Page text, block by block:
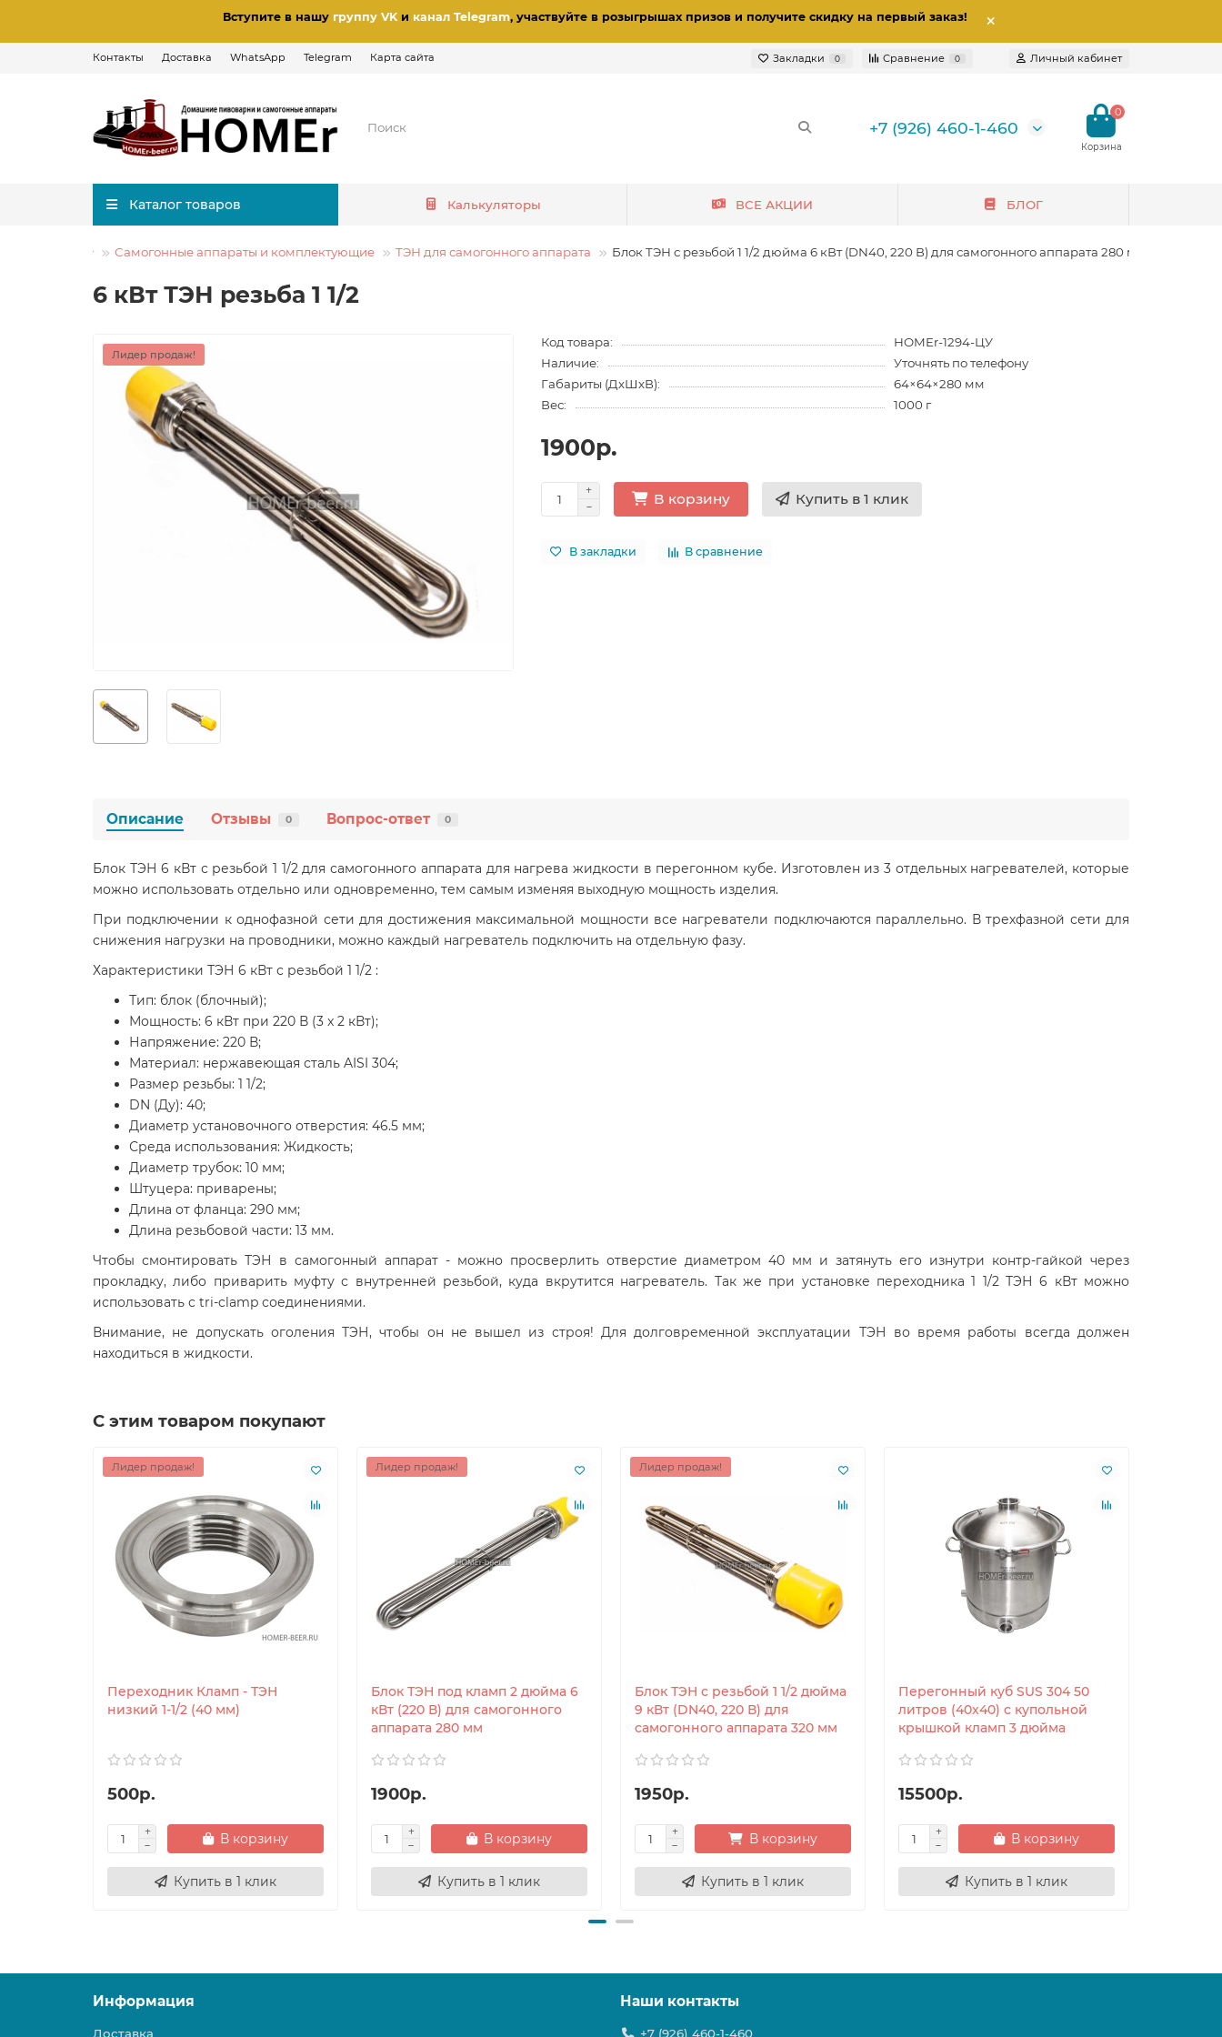
Вступите в нашу группу VKи канал Telegram, участвуйте в розыгрышах призов и получите скидку на первый заказ!
Контакты Доставка WhatsApp Telegram Карта сайта Закладки 0 Сравнение 0 Личный кабинет
+7 (926) 460-1-460
0
Каталог товаров Калькуляторы ВСЕ АКЦИИ БЛОГ
Самогонные аппараты и комплектующие ТЭН для самогонного аппарата Блок ТЭН с резьбой 1 1/2 дюйма 6 кВт (DN40, 220 В) для самогонного аппарата 280 мм
6 кВт ТЭН резьба 1 1/2
Лидер продаж!
Код товара:
HOMEr-1294-ЦУ
Наличие:
Уточнять по телефону
Габариты (ДхШхВ):
64×64×280 мм
Вес:
1000 г
1900р.
В корзину Купить в 1 клик
В закладки В сравнение
Описание Отзывы 0 Вопрос-ответ 0
Блок ТЭН 6 кВт с резьбой 1 1/2 для самогонного аппарата для нагрева жидкости в перегонном кубе. Изготовлен из 3 отдельных нагревателей, которые
можно использовать отдельно или одновременно, тем самым изменяя выходную мощность изделия.
При подключении к однофазной сети для достижения максимальной мощности все нагреватели подключаются параллельно. В трехфазной сети для
снижения нагрузки на проводники, можно каждый нагреватель подключить на отдельную фазу.
Характеристики ТЭН 6 кВт с резьбой 1 1/2 :
Тип: блок (блочный);
Мощность: 6 кВт при 220 В (3 x 2 кВт);
Напряжение: 220 В;
Материал: нержавеющая сталь AISI 304;
Размер резьбы: 1 1/2;
DN (Ду): 40;
Диаметр установочного отверстия: 46.5 мм;
Среда использования: Жидкость;
Диаметр трубок: 10 мм;
Штуцера: приварены;
Длина от фланца: 290 мм;
Длина резьбовой части: 13 мм.
Чтобы смонтировать ТЭН в самогонный аппарат - можно просверлить отверстие диаметром 40 мм и затянуть его изнутри контр-гайкой через
прокладку, либо приварить муфту с внутренней резьбой, куда вкрутится нагреватель. Так же при установке переходника 1 1/2 ТЭН 6 кВт можно
использовать с tri-clamp соединениями.
Внимание, не допускать оголения ТЭН, чтобы он не вышел из строя! Для долговременной эксплуатации ТЭН во время работы всегда должен
находиться в жидкости.
С этим товаром покупают
Лидер продаж!
Переходник Кламп - ТЭН
низкий 1-1/2 (40 мм)
500р.
В корзину
Купить в 1 клик
Лидер продаж!
Блок ТЭН под кламп 2 дюйма 6
кВт (220 В) для самогонного
аппарата 280 мм
1900р.
В корзину
Купить в 1 клик
Лидер продаж!
Блок ТЭН с резьбой 1 1/2 дюйма
9 кВт (DN40, 220 В) для
самогонного аппарата 320 мм
1950р.
В корзину
Купить в 1 клик
Перегонный куб SUS 304 50
литров (40x40) с купольной
крышкой кламп 3 дюйма
15500р.
В корзину
Купить в 1 клик
Информация
Доставка
Наши контакты
+7 (926) 460-1-460